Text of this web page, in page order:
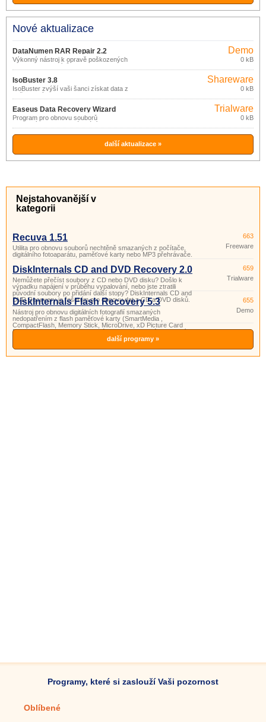
Nové aktualizace
DataNumen RAR Repair 2.2
Výkonný nástroj k opravě poškozených
RAR a SFX archívů.
Demo
0 kB
IsoBuster 3.8
IsoBuster zvýší vaši šanci získat data z
poškozených CD, DVD, Blu Ray (BD a
HD DVD) disků.
Shareware
0 kB
Easeus Data Recovery Wizard
10.2.0
Program pro obnovu souborů
ztracených po naformátování disku,
poškození tabulky oddílů, virové nákaze,
smazání a vysypání koše apod.
Trialware
0 kB
další aktualizace »
Nejstahovanější v
kategorii
Recuva 1.51
Utilita pro obnovu souborů nechtěně smazaných z počítače,
digitálního fotoaparátu, paměťové karty nebo MP3 přehrávače.
663
Freeware
DiskInternals CD and DVD Recovery 2.0
Nemůžete přečíst soubory z CD nebo DVD disku? Došlo k
výpadku napájení v průběhu vypalování, nebo jste ztratili
původní soubory po přidání další stopy? DiskInternals CD and
DVD Recovery je řešením pro obnovu dat z CD a DVD disků.
659
Trialware
DiskInternals Flash Recovery 5.3
Nástroj pro obnovu digitálních fotografií smazaných
nedopatřením z flash paměťové karty (SmartMedia ,
CompactFlash, Memory Stick, MicroDrive, xD Picture Card
Flash Card, PC Card, …) pevného disku nebo jiného externího
655
Demo
další programy »
Programy, které si zaslouží Vaši pozornost
Oblíbené